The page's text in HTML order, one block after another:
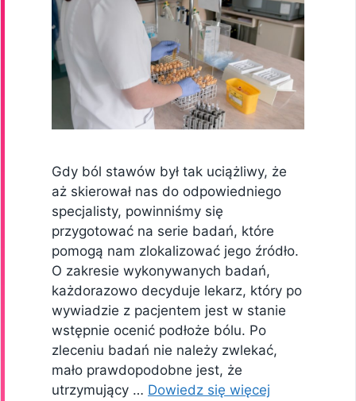
Gdy ból stawów był tak uciążliwy, że
aż skierował nas do odpowiedniego
specjalisty, powinniśmy się
przygotować na serie badań, które
pomogą nam zlokalizować jego źródło.
O zakresie wykonywanych badań,
każdorazowo decyduje lekarz, który po
wywiadzie z pacjentem jest w stanie
wstępnie ocenić podłoże bólu. Po
zleceniu badań nie należy zwlekać,
mało prawdopodobne jest, że
utrzymujący … Dowiedz się więcej